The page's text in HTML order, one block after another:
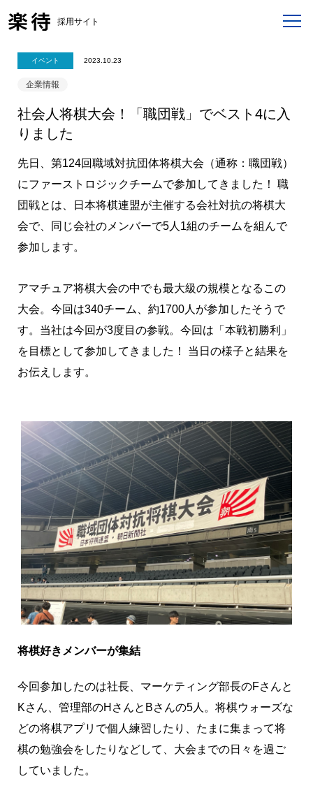
採用サイト
イベント 2023.10.23
企業情報
社会人将棋大会！「職団戦」でベスト4に入
りました
先日、第124回職域対抗団体将棋大会（通称：職団戦）
にファーストロジックチームで参加してきました！ 職
団戦とは、日本将棋連盟が主催する会社対抗の将棋大
会で、同じ会社のメンバーで5人1組のチームを組んで
参加します。
アマチュア将棋大会の中でも最大級の規模となるこの
大会。今回は340チーム、約1700人が参加したそうで
す。当社は今回が3度目の参戦。今回は「本戦初勝利」
を目標として参加してきました！ 当日の様子と結果を
お伝えします。
将棋好きメンバーが集結
今回参加したのは社長、マーケティング部長のFさんと
Kさん、管理部のHさんとBさんの5人。将棋ウォーズな
どの将棋アプリで個人練習したり、たまに集まって将
棋の勉強会をしたりなどして、大会までの日々を過ご
していました。